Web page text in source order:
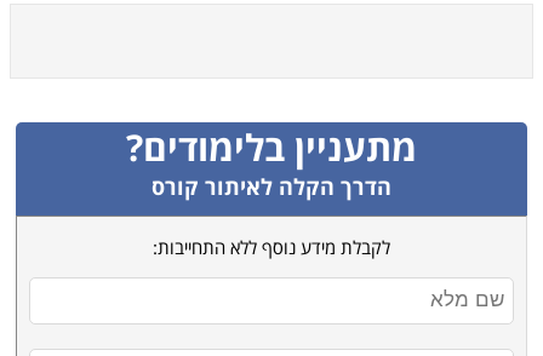
מתעניין בלימודים?
הדרך הקלה לאיתור קורס
לקבלת מידע נוסף ללא התחייבות: